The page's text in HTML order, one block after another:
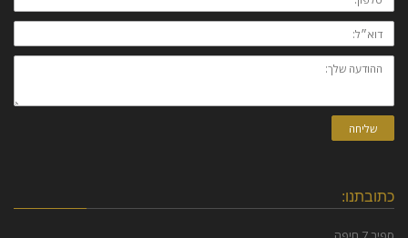
דוא״ל:
ההודעה
שלך:
שליחה
כתובתנו: